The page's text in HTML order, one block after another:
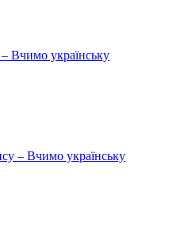
– Вчимо українську
– Вчимо українську